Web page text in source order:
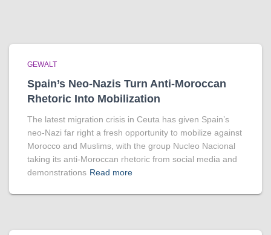
GEWALT
Spain’s Neo-Nazis Turn Anti-Moroccan
Rhetoric Into Mobilization
The latest migration crisis in Ceuta has given Spain’s
neo-Nazi far right a fresh opportunity to mobilize against
Morocco and Muslims, with the group Nucleo Nacional
taking its anti-Moroccan rhetoric from social media and
demonstrations Read more